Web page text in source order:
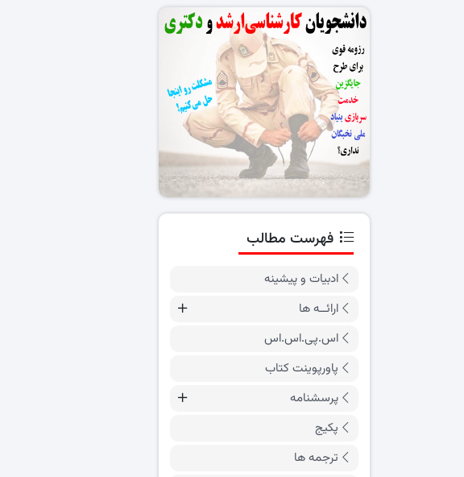
فهرست مطالب
ادبیات و پیشینه
ارائــه ها
اس.پی.اس.اس
پاورپوینت کتاب
پرسشنامه
پکیج
ترجمه ها